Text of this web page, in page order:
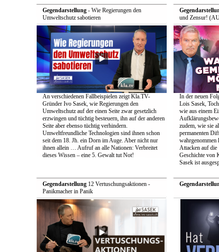
Gegendarstellung- Wie Regierungen den
Umweltschutz sabotieren
An verschiedenen Fallbeispielen zeigt Kla.TV-
Gründer Ivo Sasek, wie Regierungen den
Umweltschutz auf der einen Seite zwar gesetzlich
erzwingen und tüchtig besteuern, ihn auf der anderen
Seite aber ebenso tüchtig verhindern.
Umweltfreundliche Technologien sind ihnen schon
seit dem 18. Jh. ein Dorn im Auge. Aber nicht nur
ihnen allein … Aufruf an alle Nationen: Verbreitet
dieses Wissen – eine 5. Gewalt tut Not!
und Zensur!
In der neuen
Lois Sasek,
wie aus einem
zudem, wie sie
permanenten
wahrgenommen
Attacken auf
Geschichte von
Sasek ist
Gegendarstellung12 Vertuschungsaktionen -
Panikmacher in Panik